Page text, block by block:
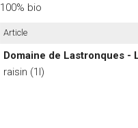
100% bio
Article
Domaine de Lastronques -
raisin (1l)